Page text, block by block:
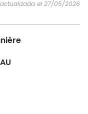
el 27/05/2026